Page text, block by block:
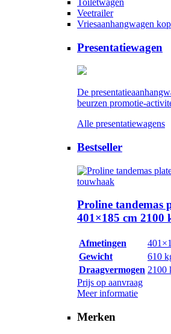
Veetrailer
Vriesaanhangwagen
Presentatiewagen
De
beurzen promotie-
Alle presentatiewagens
Bestseller
Proline tandemas
401×185 cm 2100
Afmetingen
Gewicht
610
Draagvermogen 2100
Prijs op aanvraag
Meer informatie
Merken